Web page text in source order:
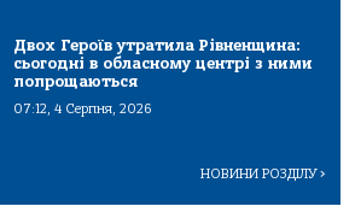
Двох Героїв утратила Рівненщина:
сьогодні в обласному центрі з ними
попрощаються
07:12, 4 Серпня, 2026
НОВИНИ РОЗДІЛУ>